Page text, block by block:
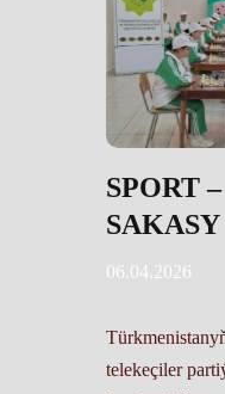
SPORT
SAKASY
06.04.2026
telekeçiler